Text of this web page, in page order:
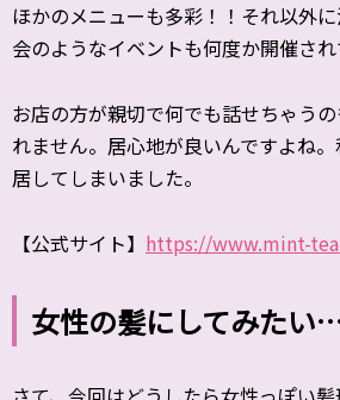
ほかのメニューも多彩！！それ以外
会のようなイベントも何度か開催され
お店の方が親切で何でも話せちゃう
れません。居心地が良いんですよね
居してしまいました。
【公式サイト】 https://www.mint-
女性の髪にしてみた